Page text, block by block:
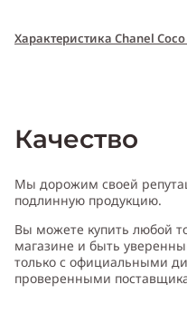
Характеристика Chanel
Cодержит ноты:бобы тонка,
пачули, мимоза, роза
Качество
Мы дорожим своей
подлинную продукцию.
Вы можете купить любой
магазине и быть
только с официальными
проверенными